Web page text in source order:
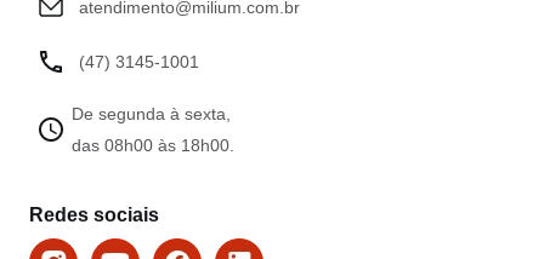
atendimento@milium.com.br
(47) 3145-1001
De segunda à sexta,
das 08h00 às 18h00.
Redes sociais